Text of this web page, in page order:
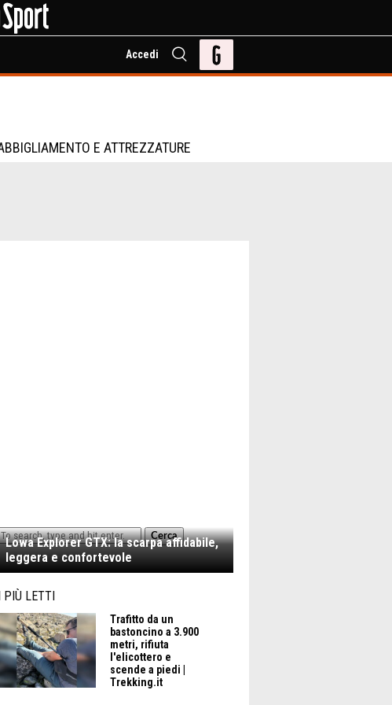
Accedi
E ATTREZZATURE
Cerca
Lowa Explorer GTX: la scarpa affidabile,
leggera e confortevole
PIÙ LETTI
Trafitto da un
bastoncino a 3.900
metri, rifiuta
l'elicottero e
scende a piedi |
Trekking.it